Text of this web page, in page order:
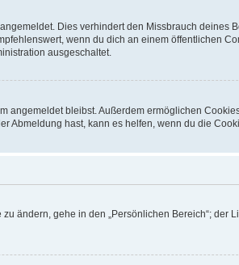
Dies verhindert den Missbrauch deines
wenn du dich an einem öffentlichen
ausgeschaltet.
angemeldet bleibst. Außerdem ermöglichen
Abmeldung hast, kann es helfen, wenn du die
ändern, gehe in den „Persönlichen Bereich“; der